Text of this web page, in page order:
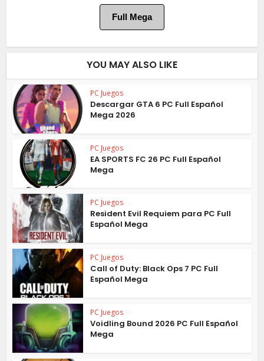
Full Mega
YOU MAY ALSO LIKE
PC Juegos
Descargar GTA 6 PC Full Español
Mega 2026
PC Juegos
EA SPORTS FC 26 PC Full Español
Mega
PC Juegos
Resident Evil Requiem para PC Full
Español Mega
PC Juegos
Call of Duty: Black Ops 7 PC Full
Español Mega
PC Juegos
Voidling Bound 2026 PC Full Español
Mega